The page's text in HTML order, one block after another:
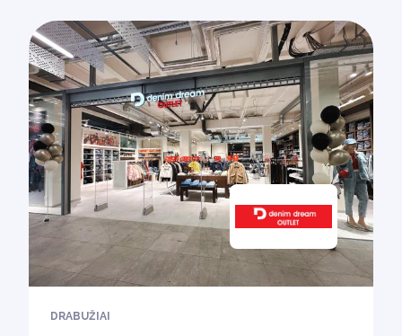
DRABUŽIAI